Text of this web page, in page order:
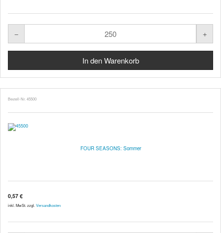
Bestell-Nr. 45500
FOUR SEASONS: Sommer
0,57 €
inkl. MwSt. zzgl. Versandkosten